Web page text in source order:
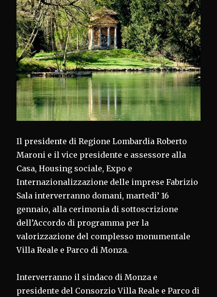
Il presidente di Regione Lombardia Roberto
Maroni e il vice presidente e assessore alla
Casa, Housing sociale, Expo e
Internazionalizzazione delle imprese Fabrizio
Sala interverranno domani, martedi’ 16
gennaio, alla cerimonia di sottoscrizione
dell’Accordo di programma per la
valorizzazione del complesso monumentale
Villa Reale e Parco di Monza.
Interverranno il sindaco di Monza e
presidente del Consorzio Villa Reale e Parco di